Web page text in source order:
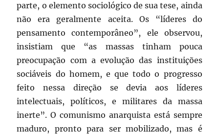
parte, o elemento sociológico de sua tese, ainda
não era geralmente aceita. Os “líderes do
pensamento contemporâneo”, ele observou,
insistiam que “as massas tinham pouca
preocupação com a evolução das instituições
sociáveis do homem, e que todo o progresso
feito nessa direção se devia aos líderes
intelectuais, políticos, e militares da massa
inerte”. O comunismo anarquista está sempre
maduro, pronto para ser mobilizado, mas é